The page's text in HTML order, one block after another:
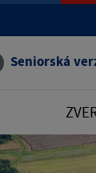
Seniorská